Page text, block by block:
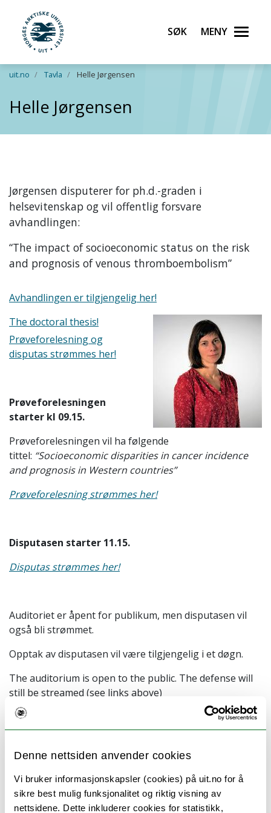
Denne nettsiden anvender cookies
Vi bruker informasjonskapsler (cookies) på uit.no for å
sikre best mulig funksjonalitet og riktig visning av
nettsidene. Dette inkluderer cookies for statistikk,
Gå til hovedinnhold
UiT Norges arktiske universitet
Søk Meny
uit.no Tavla Helle Jørgensen
Helle Jørgensen
Jørgensen disputerer for ph.d.-graden i
helsevitenskap og vil offentlig forsvare
avhandlingen:
“The impact of socioeconomic status on the risk
and prognosis of venous thromboembolism”
Avhandlingen er tilgjengelig her!
The doctoral thesis!
Prøveforelesning og
disputas strømmes her!
Prøveforelesningen
starter kl 09.15.
Prøveforelesningen vil ha følgende
tittel: “Socioeconomic disparities in cancer incidence
and prognosis in Western countries”
Prøveforelesning strømmes her!
Disputasen starter 11.15.
Disputas strømmes her!
Auditoriet er åpent for publikum, men disputasen vil
også bli strømmet.
Opptak av disputasen vil være tilgjengelig i et døgn.
The auditorium is open to the public. The defense will
still be streamed (see links above)
Recordings of the trial lecture and the defense will be
available for 24 hours.
Populærvitenskapelig sammendrag av
avhandlingen: